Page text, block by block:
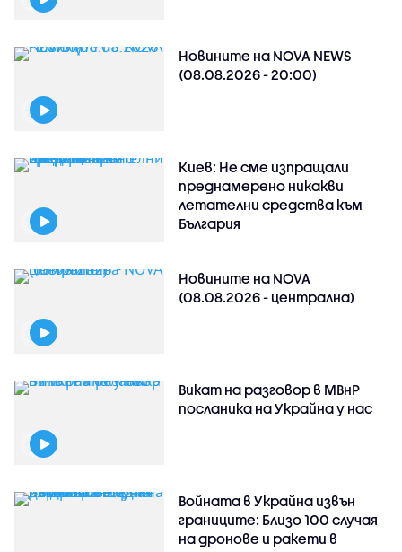
Новините на NOVA NEWS
(08.08.2026 - 20:00)
Киев: Не сме изпращали
преднамерено никакви
летателни средства към
България
Новините на NOVA
(08.08.2026 - централна)
Викат на разговор в МВнР
посланика на Украйна у нас
Войната в Украйна извън
границите: Близо 100 случая
на дронове и ракети в